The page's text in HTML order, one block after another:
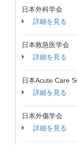
日本外科学会
詳細を見る
日本救急医学会
詳細を見る
日本Acute Care
詳細を見る
日本外傷学会
詳細を見る